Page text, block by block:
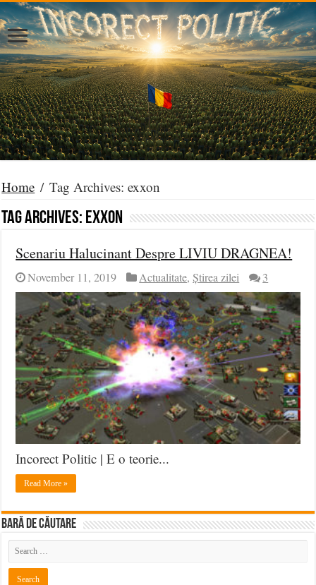
Home / Tag Archives: exxon
Tag Archives: exxon
Scenariu Halucinant Despre LIVIU DRAGNEA!
November 11, 2019 Actualitate,Știrea zilei 3
Incorect Politic | E o teorie...
Read More »
BARĂ DE CĂUTARE